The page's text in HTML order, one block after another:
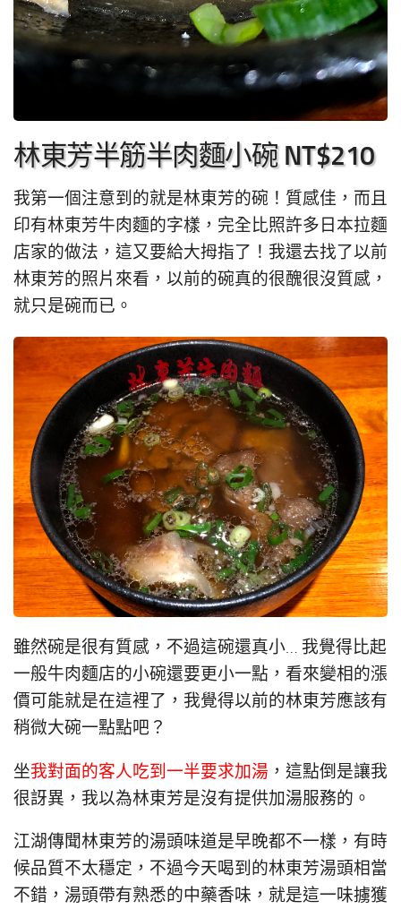
林東芳半筋半肉麵小碗 NT$210
我第一個注意到的就是林東芳的碗！質感佳，而且
印有林東芳牛肉麵的字樣，完全比照許多日本拉麵
店家的做法，這又要給大拇指了！我還去找了以前
林東芳的照片來看，以前的碗真的很醜很沒質感，
就只是碗而已。
雖然碗是很有質感，不過這碗還真小… 我覺得比起
一般牛肉麵店的小碗還要更小一點，看來變相的漲
價可能就是在這裡了，我覺得以前的林東芳應該有
稍微大碗一點點吧？
坐我對面的客人吃到一半要求加湯 ，這點倒是讓我
很訝異，我以為林東芳是沒有提供加湯服務的。
江湖傳聞林東芳的湯頭味道是早晚都不一樣，有時
候品質不太穩定，不過今天喝到的林東芳湯頭相當
不錯，湯頭帶有熟悉的中藥香味，就是這一味擄獲